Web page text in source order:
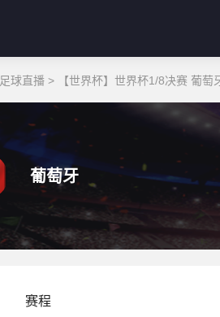
足球直播 > 【世界杯】世界杯1/8决赛 葡萄
葡萄牙
赛程